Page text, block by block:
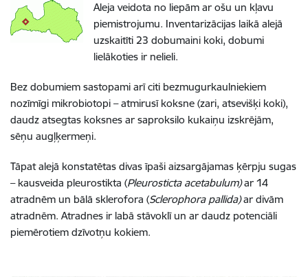
Aleja veidota no liepām ar ošu un kļavu
piemistrojumu. Inventarizācijas laikā alejā
uzskaitīti 23 dobumaini koki, dobumi
lielākoties ir nelieli.
Bez dobumiem sastopami arī citi bezmugurkaulniekiem
nozīmīgi mikrobiotopi – atmirusī koksne (zari, atsevišķi koki),
daudz atsegtas koksnes ar saproksilo kukaiņu izskrējām,
sēņu augļķermeņi.
Tāpat alejā konstatētas divas īpaši aizsargājamas ķērpju sugas
– kausveida pleurostikta (Pleurosticta acetabulum)ar 14
atradnēm un bālā sklerofora (Sclerophora pallida)ar divām
atradnēm. Atradnes ir labā stāvoklī un ar daudz potenciāli
piemērotiem dzīvotņu kokiem.